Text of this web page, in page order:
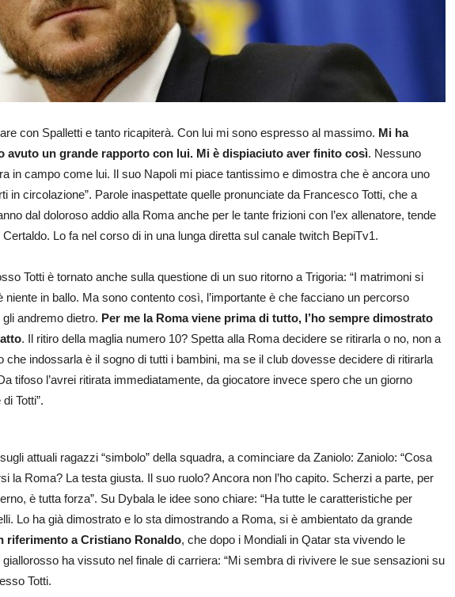
con Spalletti e tanto ricapiterà. Con lui mi sono espresso al massimo. Mi ha
avuto un grande rapporto con lui. Mi è dispiaciuto aver finito così. Nessuno
in campo come lui. Il suo Napoli mi piace tantissimo e dimostra che è ancora uno
in circolazione”. Parole inaspettate quelle pronunciate da Francesco Totti, che a
dal doloroso addio alla Roma anche per le tante frizioni con l’ex allenatore, tende
Lo fa nel corso di in una lunga diretta sul canale twitch BepiTv1.
Totti è tornato anche sulla questione di un suo ritorno a Trigoria: “I matrimoni si
niente in ballo. Ma sono contento così, l’importante è che facciano un percorso
andremo dietro. Per me la Roma viene prima di tutto, l’ho sempre dimostrato
. Il ritiro della maglia numero 10? Spetta alla Roma decidere se ritirarla o no, non a
che indossarla è il sogno di tutti i bambini, ma se il club dovesse decidere di ritirarla
tifoso l’avrei ritirata immediatamente, da giocatore invece spero che un giorno
Totti”.
attuali ragazzi “simbolo” della squadra, a cominciare da Zaniolo: Zaniolo: “Cosa
la Roma? La testa giusta. Il suo ruolo? Ancora non l’ho capito. Scherzi a parte, per
è tutta forza”. Su Dybala le idee sono chiare: “Ha tutte le caratteristiche per
Lo ha già dimostrato e lo sta dimostrando a Roma, si è ambientato da grande
riferimento a Cristiano Ronaldo, che dopo i Mondiali in Qatar sta vivendo le
giallorosso ha vissuto nel finale di carriera: “Mi sembra di rivivere le sue sensazioni su
Totti.